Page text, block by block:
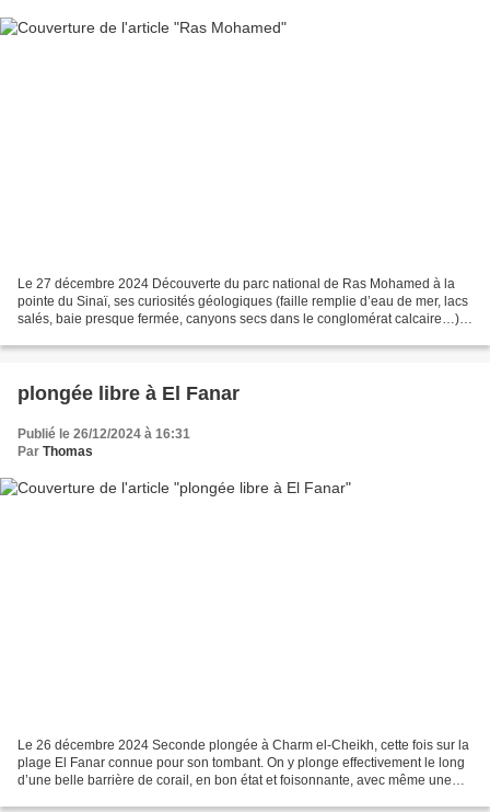
Le 27 décembre 2024 Découverte du parc national de Ras Mohamed à la
pointe du Sinaï, ses curiosités géologiques (faille remplie d’eau de mer, lacs
salés, baie presque fermée, canyons secs dans le conglomérat calcaire…)
plongée libre à El Fanar
Publié le 26/12/2024 à 16:31
Par Thomas
Le 26 décembre 2024 Seconde plongée à Charm el-Cheikh, cette fois sur la
plage El Fanar connue pour son tombant. On y plonge effectivement le long
d’une belle barrière de corail, en bon état et foisonnante, avec même une